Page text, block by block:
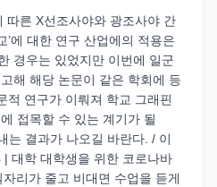
따른 X선조사야와 광조사야 간
’에 대한 연구 산업에의 적용은
경우는 있었지만 이번에 일군
해 해당 논문이 같은 학회에 등
적 연구가 이뤄져 학교 그래핀
접목할 수 있는 계기가 될
는 결과가 나오길 바란다. / 이
대학 대학생을 위한 코로나바
리가 줄고 비대면 수업을 듣게